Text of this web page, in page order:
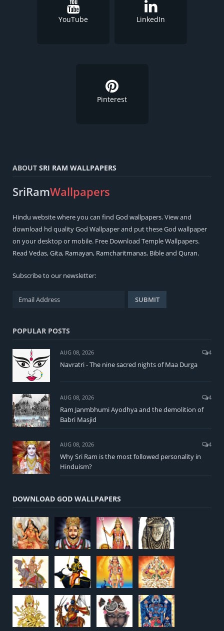
YouTube LinkedIn
Pinterest
ABOUT SRI RAM WALLPAPERS
SriRamWallpapers
Hindu website where you can find God wallpapers. View and
download hd quality God Wallpaper and put these God wallpaper
on your desktop or mobile. Free Download Temple Wallpapers.
Read Vedas,Gita, Ramayan, Ramcharitmanas, Bibleand Quran.
Subscribe to our newsletter:
POPULAR POSTS
AUG 08, 2026 4
Navratri - The nine sacred nights of Maa Durga
AUG 08, 2026 4
Ram Janmbhumi Ayodhya and the demolition of
Babri Masjid
AUG 08, 2026 4
Why Sri Ram is the most followed personality in
Hinduism?
DOWNLOAD GOD WALLPAPERS